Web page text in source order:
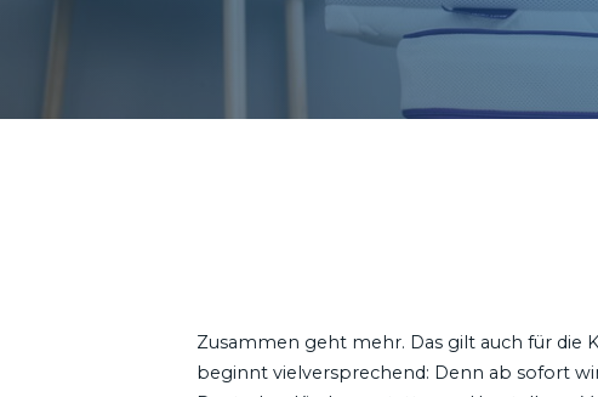
Zusammen geht mehr. Das gilt auch für die
beginnt vielversprechend: Denn ab sofort